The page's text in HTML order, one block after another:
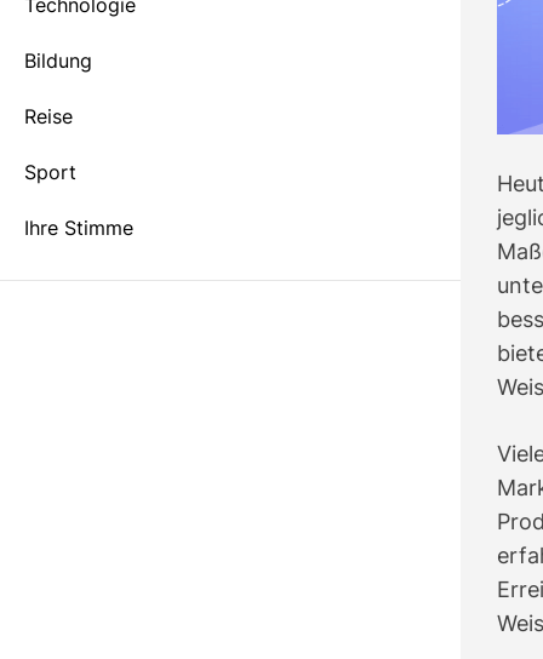
o
o
d
Technologie
Bildung
Reise
Sport
Ihre Stimme